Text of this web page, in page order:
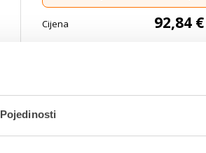
Pojedinosti
Cijena 92,84 €
HP tinta 4S6W9NE no.937, Ink
Platite gotovinom pri preuzimanju,